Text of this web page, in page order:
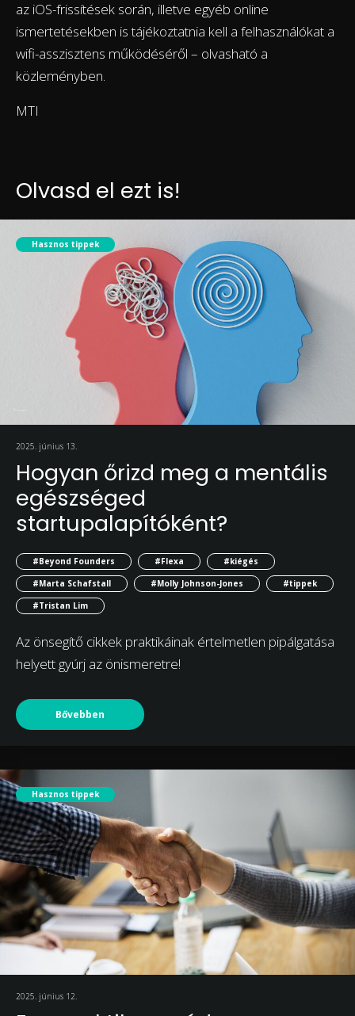
az iOS-frissítések során, illetve egyéb online
ismertetésekben is tájékoztatnia kell a felhasználókat a
wifi-asszisztens működéséről – olvasható a
közleményben.
MTI
Olvasd el ezt is!
Hasznos tippek
2025. június 13.
Hogyan őrizd meg a mentális
egészséged
startupalapítóként?
#Beyond Founders #Flexa
#kiégés
#Marta Schafstall
#Molly Johnson-Jones
#tippek
#Tristan Lim
Az önsegítő cikkek praktikáinak értelmetlen pipálgatása
helyett gyúrj az önismeretre!
Bővebben
Hasznos tippek
2025. június 12.